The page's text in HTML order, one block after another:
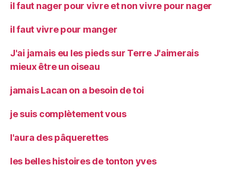
il faut nager pour vivre et non vivre pour nager
il faut vivre pour manger
J'ai jamais eu les pieds sur Terre J'aimerais
mieux être un oiseau
jamais Lacan on a besoin de toi
je suis complètement vous
l'aura des pâquerettes
les belles histoires de tonton yves